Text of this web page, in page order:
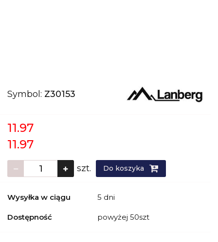
Symbol: Z30153
11.97
11.97
szt. Do koszyka
Wysyłka w ciągu 5 dni
Dostępność powyżej 50szt